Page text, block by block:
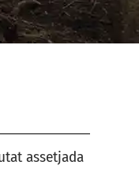
assetjada